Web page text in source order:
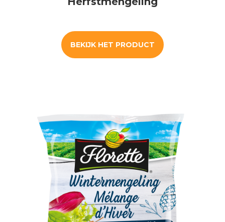
BEKIJK HET PRODUCT